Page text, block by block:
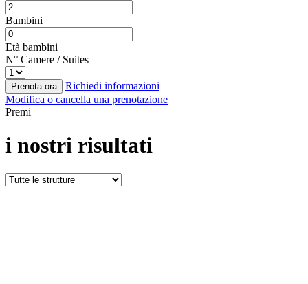
Bambini
Età bambini
N° Camere / Suites
Prenota ora
Richiedi informazioni
Modifica o cancella una prenotazione
Premi
i nostri risultati